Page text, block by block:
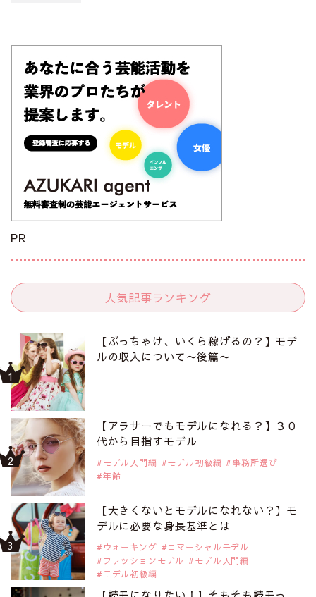
PR
人気記事ランキング
【ぶっちゃけ、いくら稼げるの？】モデ
ルの収入について〜後篇〜
【アラサーでもモデルになれる？】３０
代から目指すモデル
モデル入門編 モデル初級編
事務所選び
年齢
【大きくないとモデルになれない？】モ
デルに必要な身長基準とは
ウォーキング
コマーシャルモデル
ファッションモデル
モデル入門編
モデル初級編